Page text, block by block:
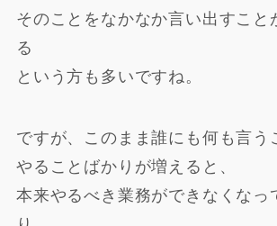
Blog
そのほかお問い合わせ
そのことをなかなか言い出すこと
る
という方も多いですね。
ですが、このまま誰にも何も言う
やることばかりが増えると、
本来やるべき業務ができなくなっ